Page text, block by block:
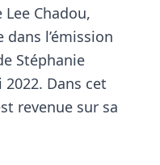
Chadou,
dans l’émission
Stéphanie
Dans cet
revenue sur sa